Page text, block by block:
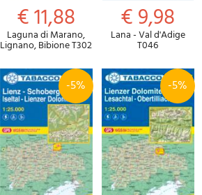
€ 11,88
Laguna di Marano,
Lignano, Bibione T302
€ 9,98
Lana - Val d'Adige
T046
-5% -5%